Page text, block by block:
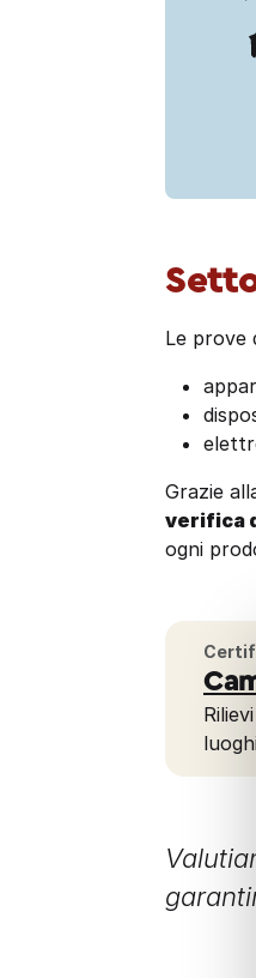
Le prove
Grazie
verifica
ogni